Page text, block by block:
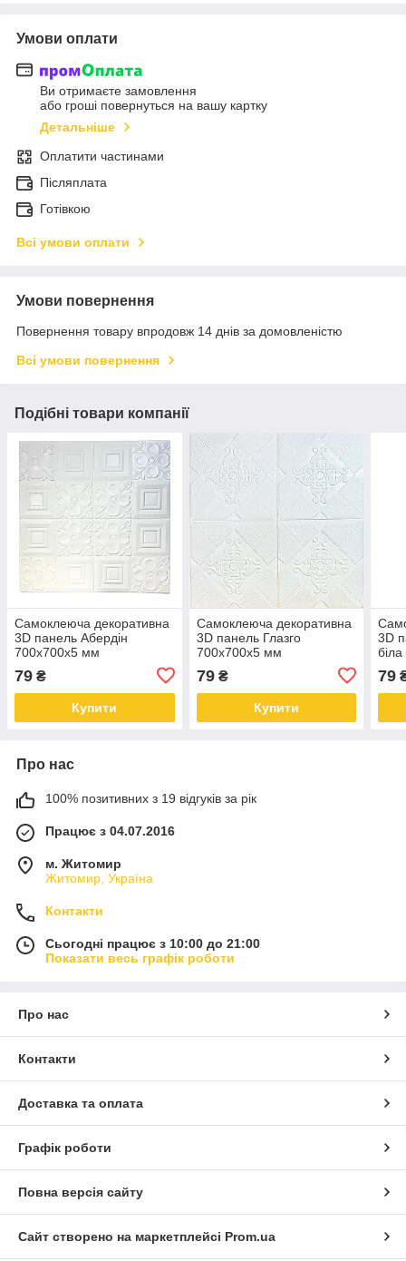
Умови оплати
Ви отримаєте замовлення
або гроші повернуться на вашу картку
Детальніше
Оплатити частинами
Післяплата
Готівкою
Всі умови оплати
Умови повернення
Повернення товару впродовж 14 днів за домовленістю
Всі умови повернення
Подібні товари компанії
Самоклеюча декоративна
3D панель Абердін
700x700x5 мм
79 ₴
Купити
Самоклеюча декоративна
3D панель Глазго
700x700x5 мм
79₴
Купити
3D
79
Про нас
100% позитивних з 19 відгуків за рік
Працює з 04.07.2016
м. Житомир
Житомир, Україна
Контакти
Сьогодні працює з 10:00 до 21:00
Показати весь графік роботи
Про нас
Контакти
Доставка та оплата
Графік роботи
Повна версія сайту
Сайт створено на маркетплейсі Prom.ua